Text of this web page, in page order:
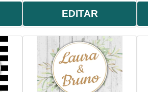
EDITAR